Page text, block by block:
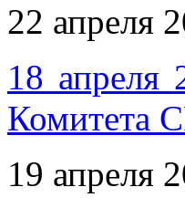
22 апреля
18 апреля
Комитета
19 апреля